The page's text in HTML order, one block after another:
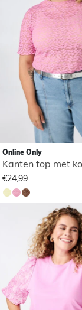
Online Only
€24,99